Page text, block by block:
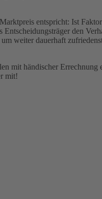
entspricht: Ist
den
weiter dauerhaft
mit händischer
mit!